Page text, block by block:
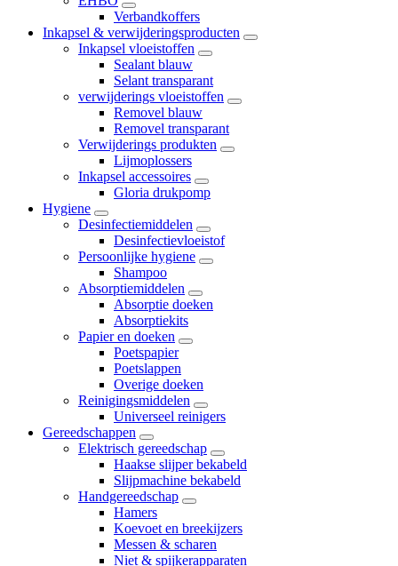
Verbandkoffers
Inkapsel & verwijderingsproducten
Inkapsel vloeistoffen
Sealant blauw
Selant transparant
verwijderings vloeistoffen
Removel blauw
Removel transparant
Verwijderings produkten
Lijmoplossers
Inkapsel accessoires
Gloria drukpomp
Hygiene
Desinfectiemiddelen
Desinfectievloeistof
Persoonlijke hygiene
Shampoo
Absorptiemiddelen
Absorptie doeken
Absorptiekits
Papier en doeken
Poetspapier
Poetslappen
Overige doeken
Reinigingsmiddelen
Universeel reinigers
Gereedschappen
Elektrisch gereedschap
Haakse slijper bekabeld
Slijpmachine bekabeld
Handgereedschap
Hamers
Koevoet en breekijzers
Messen & scharen
Niet & spijkerapparaten